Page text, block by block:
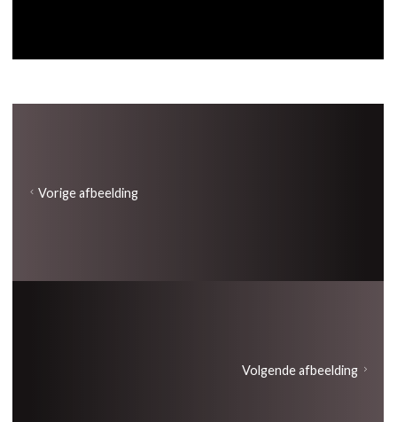
Vorige afbeelding
Volgende afbeelding